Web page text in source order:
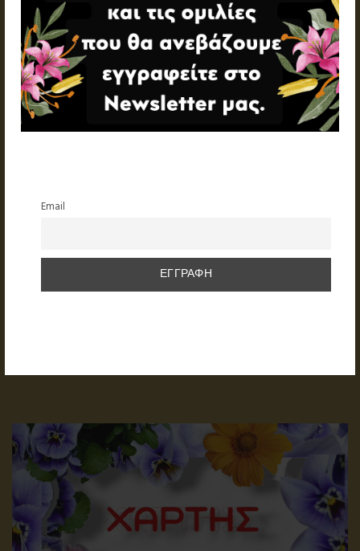
Email